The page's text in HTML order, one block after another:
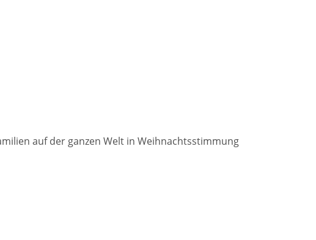
auf der ganzen Welt in Weihnachtsstimmung